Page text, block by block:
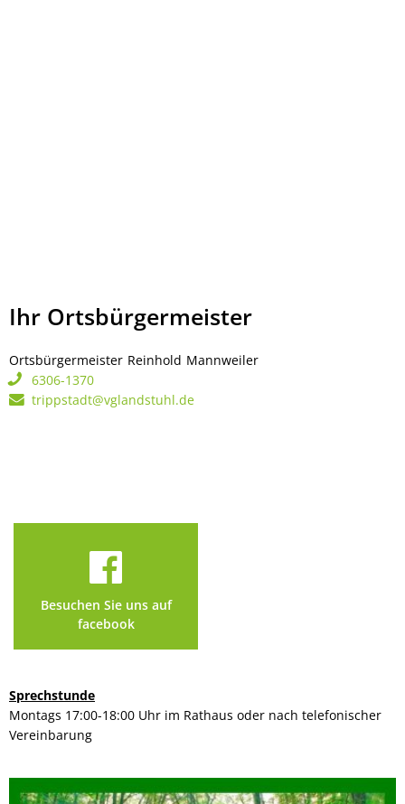
Ihr Ortsbürgermeister
Ortsbürgermeister Reinhold Mannweiler
6306-1370
trippstadt@vglandstuhl.de
Besuchen Sie uns auf
facebook
Sprechstunde
Montags 17:00-18:00 Uhr im Rathaus oder nach telefonischer
Vereinbarung